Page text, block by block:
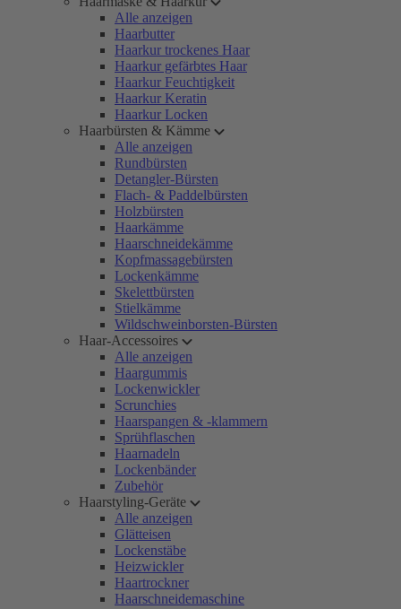
Alle anzeigen
Haarbutter
Haarkur trockenes Haar
Haarkur gefärbtes Haar
Haarkur Feuchtigkeit
Haarkur Keratin
Haarkur Locken
Haarbürsten & Kämme
Alle anzeigen
Rundbürsten
Detangler-Bürsten
Flach- & Paddelbürsten
Holzbürsten
Haarkämme
Haarschneidekämme
Kopfmassagebürsten
Lockenkämme
Skelettbürsten
Stielkämme
Wildschweinborsten-Bürsten
Haar-Accessoires
Alle anzeigen
Haargummis
Lockenwickler
Scrunchies
Haarspangen & -klammern
Sprühflaschen
Haarnadeln
Lockenbänder
Zubehör
Haarstyling-Geräte
Alle anzeigen
Glätteisen
Lockenstäbe
Heizwickler
Haartrockner
Haarschneidemaschine